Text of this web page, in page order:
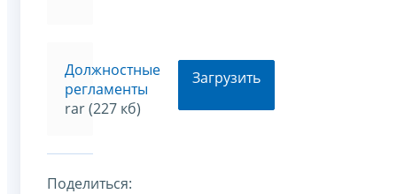
Должностные
регламенты
rar (227 кб)
Загрузить
Поделиться: